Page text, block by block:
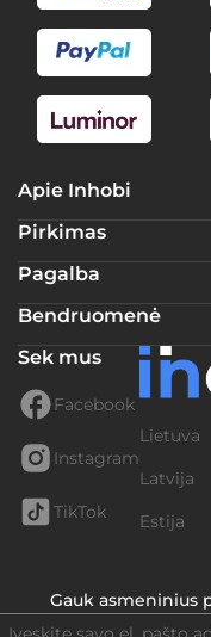
Apie Inhobi
Pirkimas
Pagalba
Bendruomenė
Sek mus
Facebook
Instagram
TikTok
Lietuva
Latvija
Estija
Gauk asmeninius